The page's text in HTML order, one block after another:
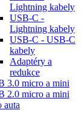
Lightning kabely
USB-C -
Lightning kabely
USB-C - USB-C
kabely
Adaptéry a
redukce
3.0 micro a mini
2.0 micro a mini
auta